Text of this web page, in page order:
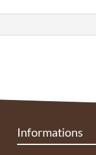
Informations